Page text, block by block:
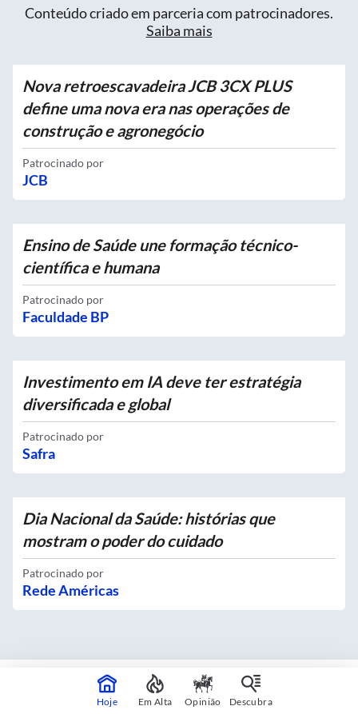
Conteúdo criado em parceria com patrocinadores.
Saiba mais
Nova retroescavadeira JCB 3CX PLUS
define uma nova era nas operações de
construção e agronegócio
Patrocinado por
JCB
Ensino de Saúde une formação técnico-
científica e humana
Patrocinado por
Faculdade BP
Investimento em IA deve ter estratégia
diversificada e global
Patrocinado por
Safra
Dia Nacional da Saúde: histórias que
mostram o poder do cuidado
Patrocinado por
Rede Américas
Mapas interativos
Hoje Em Alta Opinião Descubra